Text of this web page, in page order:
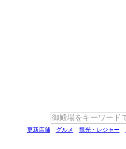
更新店舗 グルメ 観光・レジャー